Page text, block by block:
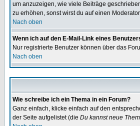
um anzuzeigen, wie viele Beiträge
zu erhöhen, sonst wirst du auf einen
Nach oben
Wenn ich auf den E-Mail-Link eines
Nur registrierte Benutzer können über das
Nach oben
Wie schreibe ich ein Thema in ein Forum?
Ganz einfach, klicke einfach auf den
der Seite aufgelistet (die Du kannst neue